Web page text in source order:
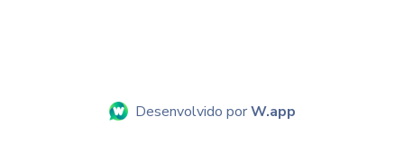
Desenvolvido porW.app